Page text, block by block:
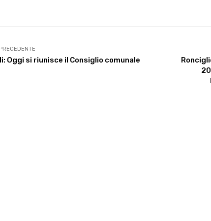
Oggi si riunisce il Consiglio comunale